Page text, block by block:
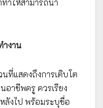
ำให้สามารถนำ
ำงาน
ที่แสดงถึงการเติบโต
อาชีพครู ควรเรียง
ลังไป พร้อมระบุชื่อ